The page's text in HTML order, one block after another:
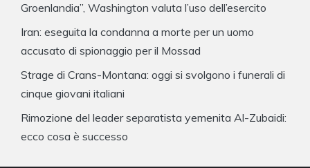
Groenlandia”, Washington valuta l’uso dell’esercito
Iran: eseguita la condanna a morte per un uomo
accusato di spionaggio per il Mossad
Strage di Crans-Montana: oggi si svolgono i funerali di
cinque giovani italiani
Rimozione del leader separatista yemenita Al-Zubaidi:
ecco cosa è successo